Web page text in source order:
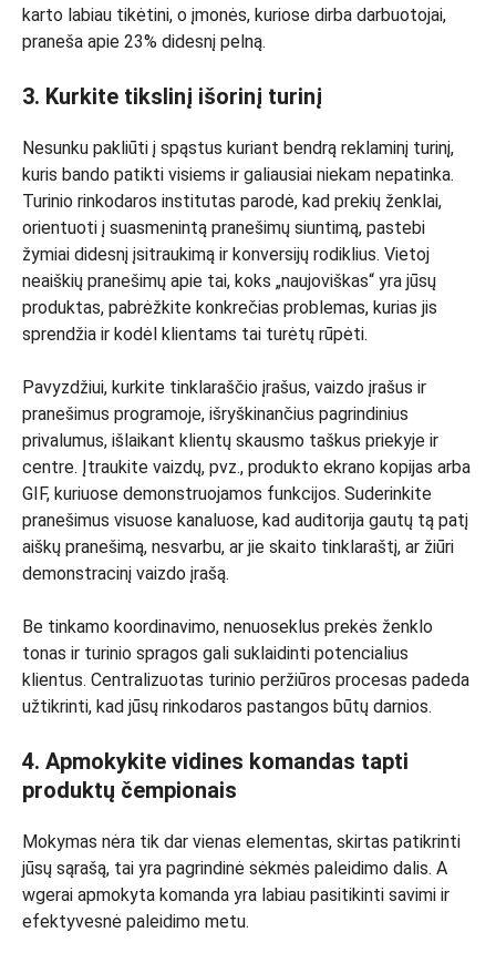
karto labiau tikėtini, o įmonės, kuriose dirba darbuotojai,
praneša apie 23% didesnį pelną.
3. Kurkite tikslinį išorinį turinį
Nesunku pakliūti į spąstus kuriant bendrą reklaminį turinį,
kuris bando patikti visiems ir galiausiai niekam nepatinka.
Turinio rinkodaros institutas parodė, kad prekių ženklai,
orientuoti į suasmenintą pranešimų siuntimą, pastebi
žymiai didesnį įsitraukimą ir konversijų rodiklius. Vietoj
neaiškių pranešimų apie tai, koks „naujoviškas“ yra jūsų
produktas, pabrėžkite konkrečias problemas, kurias jis
sprendžia ir kodėl klientams tai turėtų rūpėti.
Pavyzdžiui, kurkite tinklaraščio įrašus, vaizdo įrašus ir
pranešimus programoje, išryškinančius pagrindinius
privalumus, išlaikant klientų skausmo taškus priekyje ir
centre. Įtraukite vaizdų, pvz., produkto ekrano kopijas arba
GIF, kuriuose demonstruojamos funkcijos. Suderinkite
pranešimus visuose kanaluose, kad auditorija gautų tą patį
aiškų pranešimą, nesvarbu, ar jie skaito tinklaraštį, ar žiūri
demonstracinį vaizdo įrašą.
Be tinkamo koordinavimo, nenuoseklus prekės ženklo
tonas ir turinio spragos gali suklaidinti potencialius
klientus. Centralizuotas turinio peržiūros procesas padeda
užtikrinti, kad jūsų rinkodaros pastangos būtų darnios.
4. Apmokykite vidines komandas tapti
produktų čempionais
Mokymas nėra tik dar vienas elementas, skirtas patikrinti
jūsų sąrašą, tai yra pagrindinė sėkmės paleidimo dalis. A
wgerai apmokyta komanda yra labiau pasitikinti savimi ir
efektyvesnė paleidimo metu.